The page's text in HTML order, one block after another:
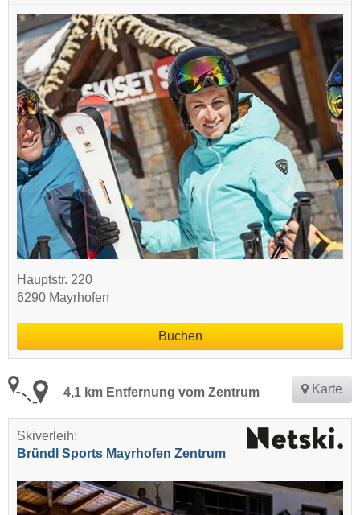
Hauptstr. 220
6290 Mayrhofen
Buchen
4,1 km Entfernung vom Zentrum Karte
Skiverleih:
Bründl Sports Mayrhofen Zentrum